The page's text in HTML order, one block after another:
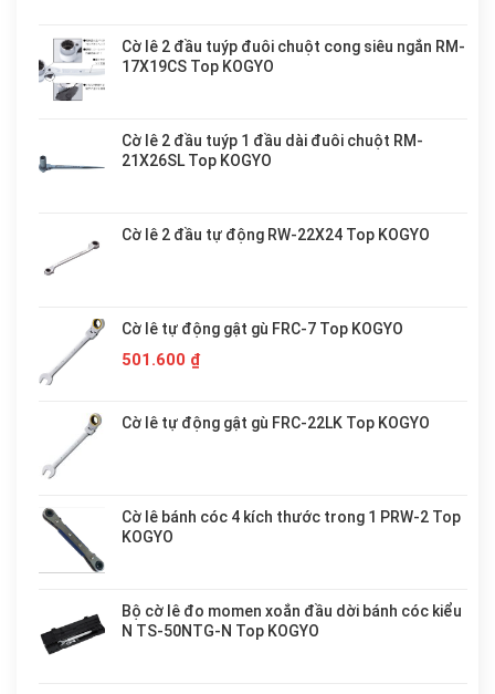
Cờ lê 2 đầu tuýp đuôi chuột cong siêu ngắn RM-
17X19CS Top KOGYO
Cờ lê 2 đầu tuýp 1 đầu dài đuôi chuột RM-
21X26SL Top KOGYO
Cờ lê 2 đầu tự động RW-22X24 Top KOGYO
Cờ lê tự động gật gù FRC-7 Top KOGYO
501.600 ₫
Cờ lê tự động gật gù FRC-22LK Top KOGYO
Cờ lê bánh cóc 4 kích thước trong 1 PRW-2 Top
KOGYO
Bộ cờ lê đo momen xoắn đầu dời bánh cóc kiểu
N TS-50NTG-N Top KOGYO